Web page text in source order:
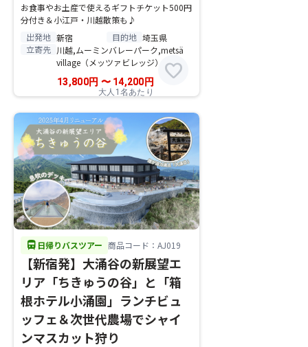
お食事やお土産で使えるギフトチケット500円
分付き＆小江戸・川越散策も♪
出発地 新宿 目的地 埼玉県
立寄先 川越,ムーミンバレーパーク,metsä
village（メッツァビレッジ）
13,800円 〜14,200 円
大人1名あたり
favorite
directions_bus 日帰りバスツアー 商品コード：AJ019
【新宿発】大涌谷の新展望エ
リア「ちきゅうの谷」と「箱
根ホテル小涌園」ランチビュ
ッフェ＆次世代農場でシャイ
ンマスカット狩り